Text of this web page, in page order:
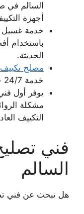
السالم في
أجهزة
خدمة غسيل
باستخدام
الحديثة.
مصلح تكييف
خدمة 24/7 جميع المناطق بالكويت .
يوفر أول
مشكلة
التكييف
فني
السالم
هل تبحث عن فني